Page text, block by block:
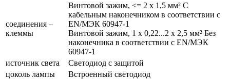
соединения –
клеммы
Винтовой зажим, <= 2 x 1,5 мм² С
кабельным наконечником в соответствии с
EN/МЭК 60947-1
Винтовой зажим, 1 x 0,22...2 x 2,5 мм² Без
наконечника в соответствии с EN/МЭК
60947-1
источник света
Светодиод с защитой
цоколь лампы
Встроенный светодиод